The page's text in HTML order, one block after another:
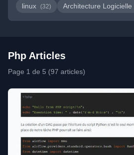
linux (32) Architecture Logicielle
Php Articles
Page 1 de 5 (97 articles)